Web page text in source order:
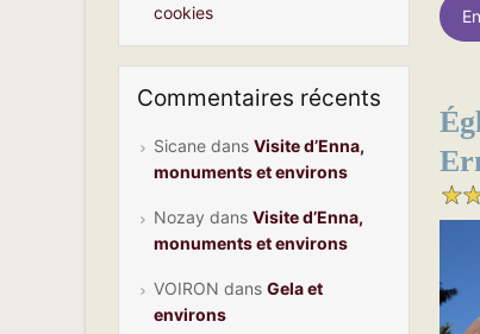
cookies
Commentaires récents
Sicane dansVisite d’Enna,
monuments et environs
Nozay dansVisite d’Enna,
monuments et environs
VOIRON dansGela et
environs